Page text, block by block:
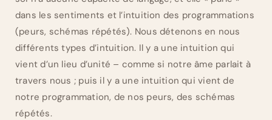
dans les sentiments et l’intuition des programmations
(peurs, schémas répétés). Nous détenons en nous
différents types d’intuition. Il y a une intuition qui
vient d’un lieu d’unité – comme si notre âme parlait à
travers nous ; puis il y a une intuition qui vient de
notre programmation, de nos peurs, des schémas
répétés.